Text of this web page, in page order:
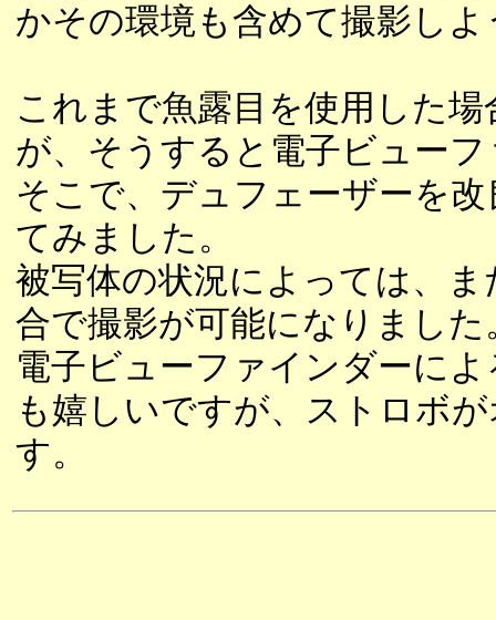
かその環境も含めて撮影し
これまで魚露目を使用した
が、そうすると電子ビュー
そこで、デュフェーザーを
てみました。
被写体の状況によっては、
合で撮影が可能になりました
電子ビューファインダーに
も嬉しいですが、ストロボ
す。